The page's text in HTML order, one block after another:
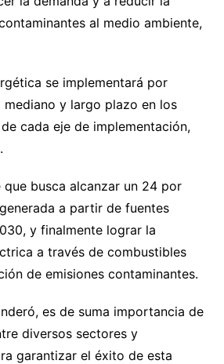
al medio ambiente,
se implementará por
y largo plazo en los
cada eje de implementación,
que busca alcanzar un 24 por
a partir de fuentes
y finalmente lograr la
a través de combustibles
de emisiones contaminantes.
es de suma importancia de
diversos sectores y
garantizar el éxito de esta